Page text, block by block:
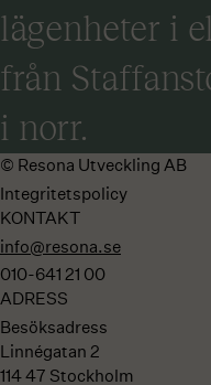
lägenheter i
från
i norr.
© Resona Utveckling AB
Integritetspolicy
KONTAKT
info@resona.se
010-641 21 00
ADRESS
Besöksadress
Linnégatan 2
114 47 Stockholm